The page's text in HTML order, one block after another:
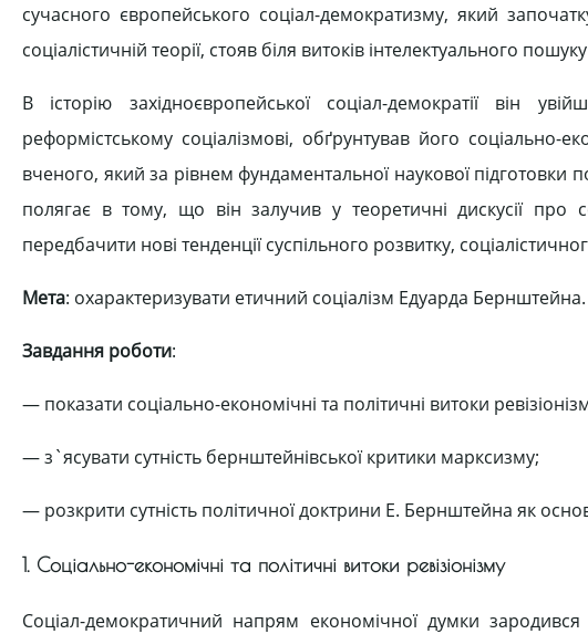
сучасного європейського соціал-демократизму, який
соціалістичній теорії, стояв біля витоків інтелектуального
В історію західноєвропейської соціал-демократії він
реформістському соціалізмові, обґрунтував його
вченого, який за рівнем фундаментальної наукової підготовки
полягає в тому, що він залучив у теоретичні дискусії про
передбачити нові тенденції суспільного розвитку,
Мета: охарактеризувати етичний соціалізм Едуарда Бернштейна.
Завдання роботи:
— показати соціально-економічні та політичні витоки
— з`ясувати сутність бернштейнівської критики марксизму;
— розкрити сутність політичної доктрини Е. Бернштейна як
1. Соціально-економічні та політичні витоки ревізіонізму
Соціал-демократичний напрям економічної думки